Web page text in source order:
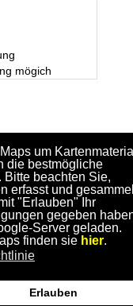
um
die bestmögliche
Bitte beachten Sie,
erfasst und
"Erlauben" Ihr
gegeben
Server geladen.
finden sie hier.
Erlauben
mögich